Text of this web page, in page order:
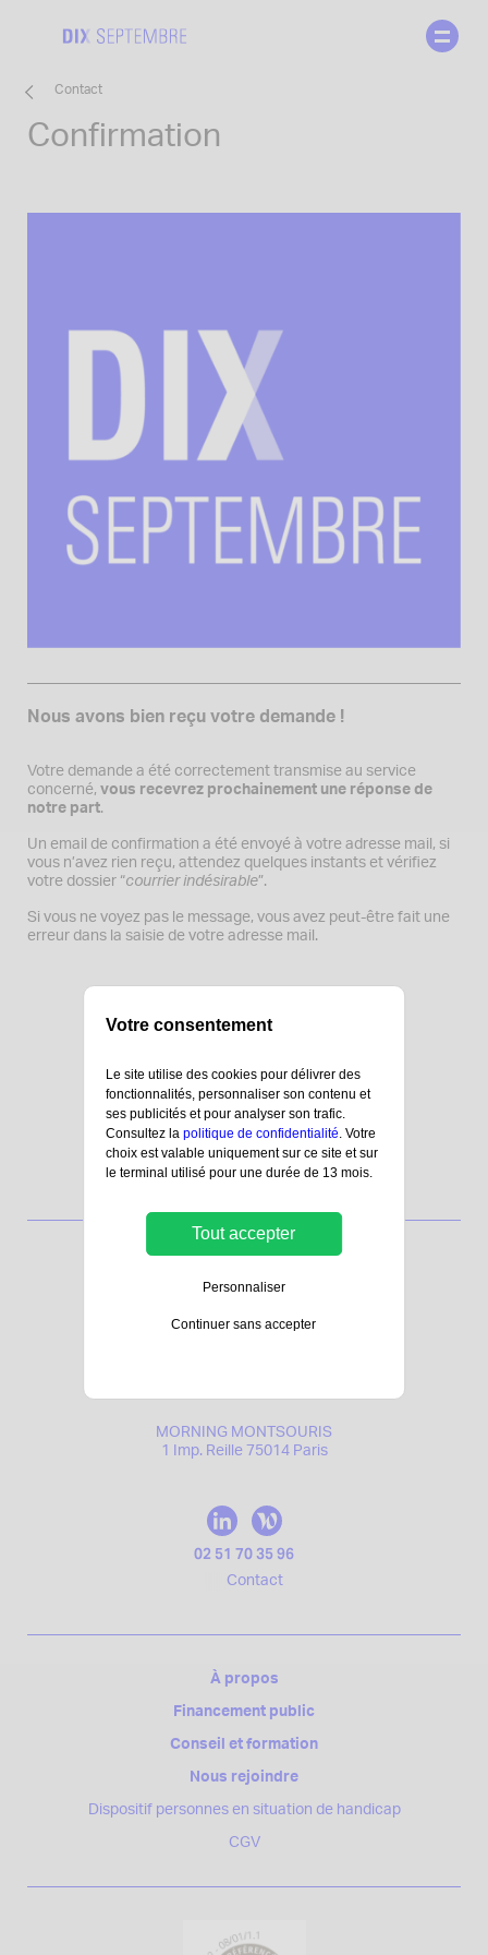
Contact
Confirmation
Nous avons bien reçu votre demande !
Votre demande a été correctement transmise au service
concerné, vous recevrez prochainement une réponse de
notre part.
Un email de confirmation a été envoyé à votre adresse mail, si
vous n’avez rien reçu, attendez quelques instants et vérifiez
votre dossier “courrier indésirable”.
Si vous ne voyez pas le message, vous avez peut-être fait une
erreur dans la saisie de votre adresse mail.
Bâtiment C
85500 Les Herbiers
MORNING MONTSOURIS
1 Imp. Reille 75014 Paris
02 51 70 35 96
Contact
À propos
Financement public
Conseil et formation
Nous rejoindre
Dispositif personnes en situation de handicap
CGV
Votre consentement
Le site utilise des cookies pour délivrer des
fonctionnalités, personnaliser son contenu et
ses publicités et pour analyser son trafic.
Consultez lapolitique de confidentialité. Votre
choix est valable uniquement sur ce site et sur
le terminal utilisé pour une durée de 13 mois.
Tout accepter
Personnaliser
Continuer sans accepter